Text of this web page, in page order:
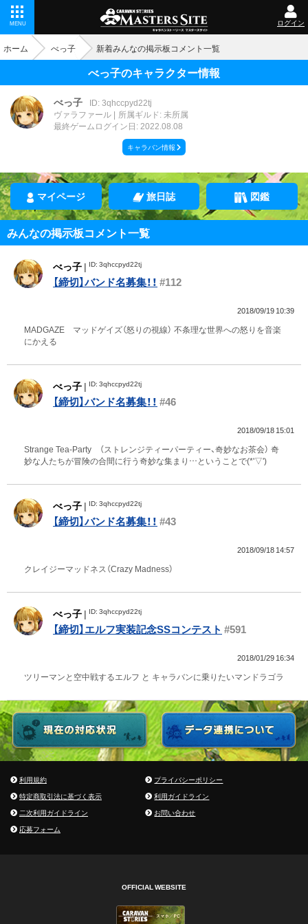
MENU ログイン
ホーム べっ子 新着みんなの掲示板コメント一覧
べっ子のキャラクター情報
べっ子
ID: 3qhccpyd22tj
ヴァラファール
所属ギルド: 未所属
最終ゲームログイン日: 2022.08.08
キャラバン情報
マイページ 旅日誌 図鑑
みんなの掲示板コメント一覧
べっ子 | ID: 3qhccpyd22tj
【締切】バンド名募集！！ #112
2018/09/19 10:39
MADGAZE マッドゲイズ（怒りの視線） 不条理な世界への怒りを音楽
にかえる
べっ子 | ID: 3qhccpyd22tj
【締切】バンド名募集！！ #46
2018/09/18 15:01
Strange Tea-Party （ストレンジティーパーティー、奇妙なお茶会） 奇
妙な人たちが冒険の合間に行う奇妙な集まり…ということで(*'▽')
べっ子 | ID: 3qhccpyd22tj
【締切】バンド名募集！！ #43
2018/09/18 14:57
クレイジーマッドネス（Crazy Madness）
べっ子 | ID: 3qhccpyd22tj
【締切】エルフ実装記念SSコンテスト #591
2018/01/29 16:34
ツリーマンと空中戦するエルフ と キャラバンに乗りたいマンドラゴラ
利用規約
プライバシーポリシー
特定商取引法に基づく表示
利用ガイドライン
二次利用ガイドライン
お問い合わせ
応募フォーム
OFFICIAL WEBSITE